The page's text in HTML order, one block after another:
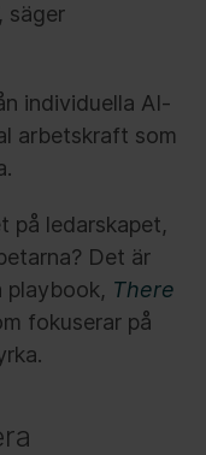
säger
individuella AI-
arbetskraft som
på ledarskapet,
Det är
playbook, There
fokuserar på